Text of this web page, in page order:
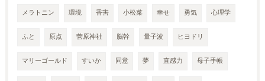
メラトニン 環境 香害 小松菜 幸せ 勇気 心理学
ふと 原点 菅原神社 脳幹 量子波 ヒヨドリ
マリーゴールド すいか 同意 夢 直感力 母子手帳